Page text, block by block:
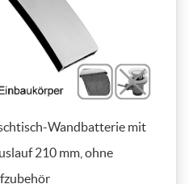
Wandbatterie mit
210 mm, ohne